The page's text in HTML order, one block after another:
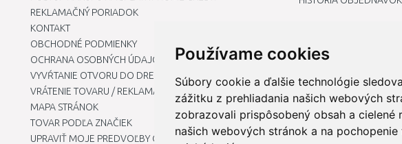
Používame cookies
Súbory cookie a ďalšie technológie
zážitku z prehliadania našich webových
zobrazovali prispôsobený obsah a cielené
našich webových stránok a na
REKLAMAČNÝ PORIADOK
KONTAKT
OBCHODNÉ PODMIENKY
OCHRANA OSOBNÝCH ÚDAJOV
VYVŔTANIE OTVORU DO DREZU PRE KUCHYNSKÚ BATÉRIU
VRÁTENIE TOVARU / REKLAMÁCIE
MAPA STRÁNOK
TOVAR PODĽA ZNAČIEK
UPRAVIŤ MOJE PREDVOĽBY COOKIES